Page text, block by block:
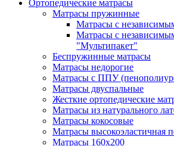
Ортопедические матрасы
Матрасы пружинные
Матрасы с
Матрасы с
"Мультипакет"
Беспружинные матрасы
Матрасы недорогие
Матрасы с ППУ
Матрасы двуспальные
Жесткие ортопедические
Матрасы из натурального
Матрасы кокосовые
Матрасы высокоэластичная
Матрасы 160х200